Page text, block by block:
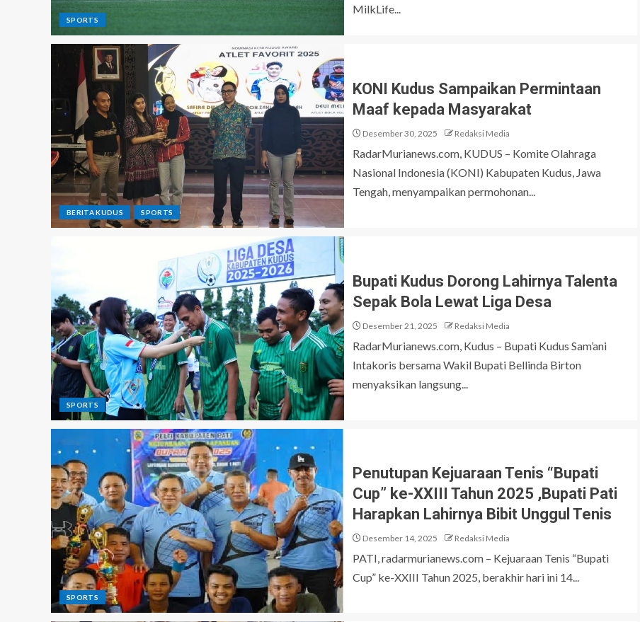
SPORTS
MilkLife...
BERITA KUDUS SPORTS
KONI Kudus Sampaikan Permintaan
Maaf kepada Masyarakat
Desember 30, 2025 Redaksi Media
RadarMurianews.com, KUDUS – Komite Olahraga
Nasional Indonesia (KONI) Kabupaten Kudus, Jawa
Tengah, menyampaikan permohonan...
SPORTS
Bupati Kudus Dorong Lahirnya Talenta
Sepak Bola Lewat Liga Desa
Desember 21, 2025 Redaksi Media
RadarMurianews.com, Kudus – Bupati Kudus Sam’ani
Intakoris bersama Wakil Bupati Bellinda Birton
menyaksikan langsung...
SPORTS
Penutupan Kejuaraan Tenis “Bupati
Cup” ke-XXIII Tahun 2025 ,Bupati Pati
Harapkan Lahirnya Bibit Unggul Tenis
Desember 14, 2025 Redaksi Media
PATI, radarmurianews.com – Kejuaraan Tenis “Bupati
Cup” ke-XXIII Tahun 2025, berakhir hari ini 14...